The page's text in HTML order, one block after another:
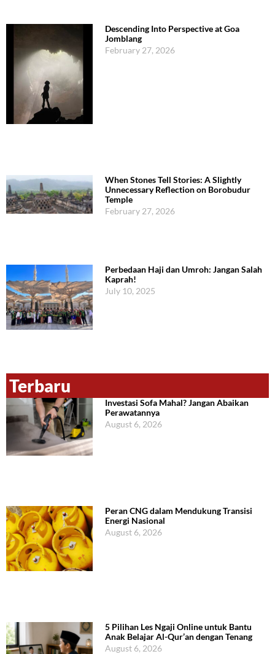
Descending Into Perspective at Goa
Jomblang
February 27, 2026
When Stones Tell Stories: A Slightly
Unnecessary Reflection on Borobudur
Temple
February 27, 2026
Perbedaan Haji dan Umroh: Jangan Salah
Kaprah!
July 10, 2025
Terbaru
Investasi Sofa Mahal? Jangan Abaikan
Perawatannya
August 6, 2026
Peran CNG dalam Mendukung Transisi
Energi Nasional
August 6, 2026
5 Pilihan Les Ngaji Online untuk Bantu
Anak Belajar Al-Qur’an dengan Tenang
August 6, 2026